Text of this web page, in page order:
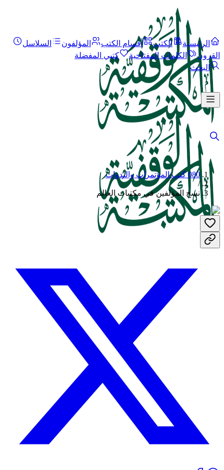
الرئيسية الكتب أقسام الكتب المؤلفون
السلاسل
القرون
الكلمات المفتاحية
كتبي المفضلة
البحث
080 كتب المؤتمرات والندوات
/
نسخ المؤلفين في مكتبات العالم